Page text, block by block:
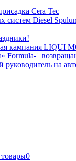
Cera Tec
систем Diesel
кампания LIQUI
Formula-1
руководитель на
0